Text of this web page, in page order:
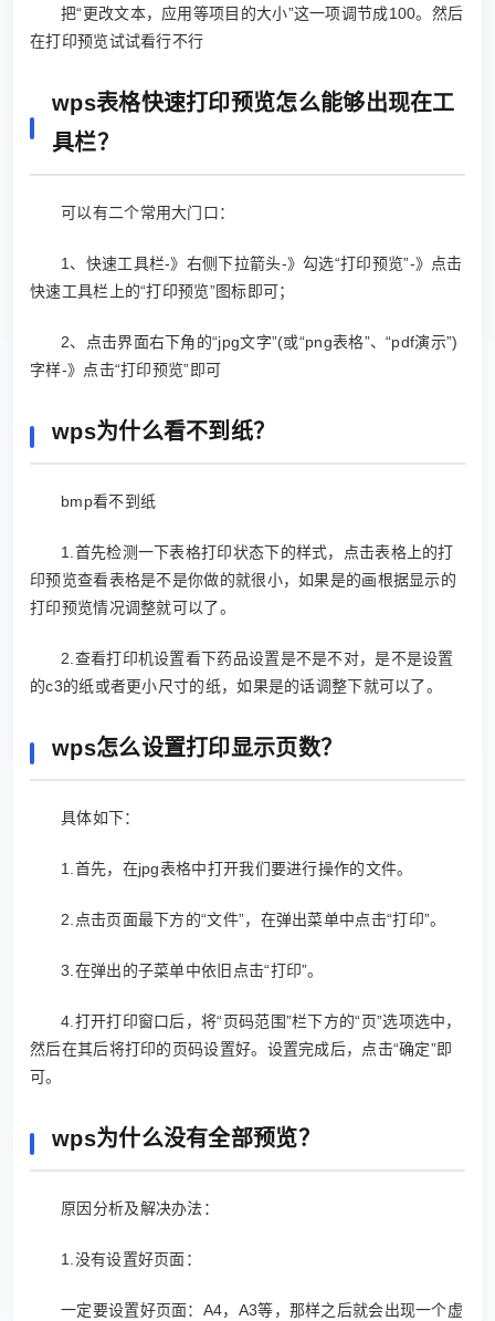
把“更改文本，应用等项目的大小”这一项调节成100。然后
在打印预览试试看行不行
wps表格快速打印预览怎么能够出现在工
具栏？
可以有二个常用大门口：
1、快速工具栏-》右侧下拉箭头-》勾选“打印预览”-》点击
快速工具栏上的“打印预览”图标即可；
2、点击界面右下角的“jpg文字”(或“png表格”、“pdf演示”)
字样-》点击“打印预览”即可
wps为什么看不到纸？
bmp看不到纸
1.首先检测一下表格打印状态下的样式，点击表格上的打
印预览查看表格是不是你做的就很小，如果是的画根据显示的
打印预览情况调整就可以了。
2.查看打印机设置看下药品设置是不是不对，是不是设置
的c3的纸或者更小尺寸的纸，如果是的话调整下就可以了。
wps怎么设置打印显示页数？
具体如下：
1.首先，在jpg表格中打开我们要进行操作的文件。
2.点击页面最下方的“文件”，在弹出菜单中点击“打印”。
3.在弹出的子菜单中依旧点击“打印”。
4.打开打印窗口后，将“页码范围”栏下方的“页”选项选中，
然后在其后将打印的页码设置好。设置完成后，点击“确定”即
可。
wps为什么没有全部预览？
原因分析及解决办法：
1.没有设置好页面：
一定要设置好页面：A4，A3等，那样之后就会出现一个虚